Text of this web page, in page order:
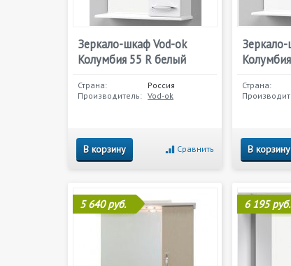
Зеркало-шкаф Vod-ok
Колумбия 55 R белый
Страна:
Россия
Производитель: Vod-ok
В корзину Сравнить
Страна:
В корзину
5 640 руб. 6 195 руб.